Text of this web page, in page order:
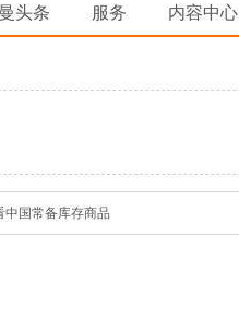
头条 服务 内容中心
中国常备库存商品